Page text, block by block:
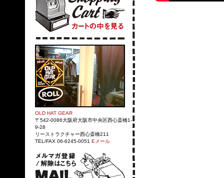
OLD HAT GEAR
〒542-0086大阪府大阪市中央区西心斎橋1-
9-28
リーストラクチャー西心斎橋211
TEL/FAX 06-6245-0051 Eメール